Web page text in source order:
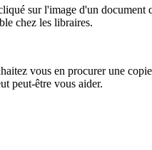
sur l'image d'un document
chez les libraires.
vous en procurer une
peut-être vous aider.